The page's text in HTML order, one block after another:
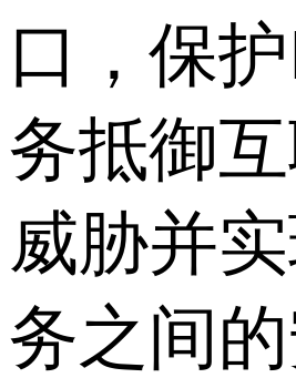
口，保
务抵御
威胁并
务之间